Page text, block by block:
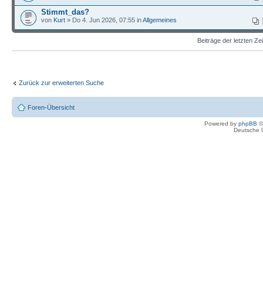
Stimmt_das?
von Kurt » Do 4. Jun 2026, 07:55 inAllgemeines
Beiträge der letzten
Zurück zur erweiterten Suche
Foren-Übersicht
Powered by phpBB
Deutsche